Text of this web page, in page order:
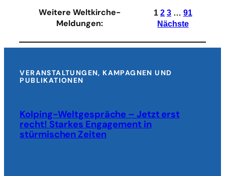
Kosovo
gefunden
Weitere Weltkirche-
Meldungen:
1 2 3 … 91
Nächste
VERANSTALTUNGEN, KAMPAGNEN UND
PUBLIKATIONEN
Kolping-Weltgespräche – Jetzt erst
recht! Starkes Engagement in
stürmischen Zeiten